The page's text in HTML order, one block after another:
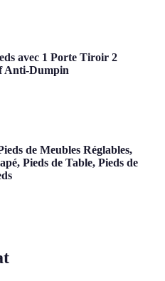
avec 1 Porte Tiroir 2
Anti-Dumpin
de Meubles Réglables,
Pieds de Table, Pieds de